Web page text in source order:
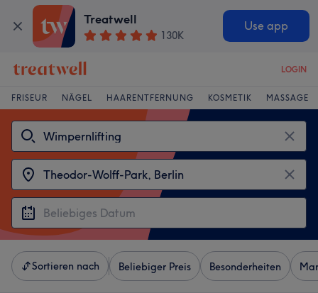
Treatwell
130K
Use app
LOGIN
FRISEUR NÄGEL HAARENTFERNUNG KOSMETIK MASSAGE
Sortieren nach Beliebiger Preis Besonderheiten